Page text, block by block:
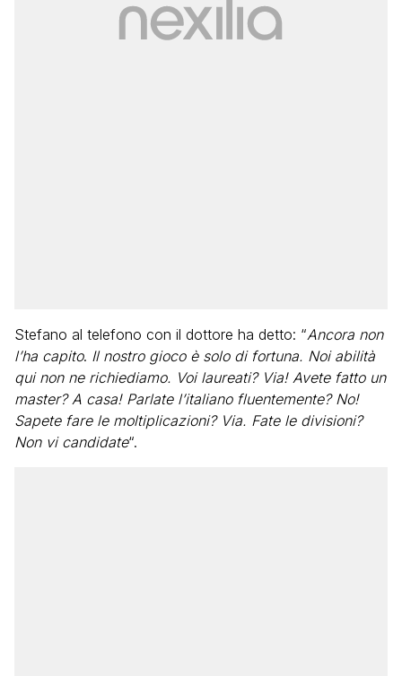
Stefano al telefono con il dottore ha detto: “Ancora non
l’ha capito. Il nostro gioco è solo di fortuna. Noi abilità
qui non ne richiediamo. Voi laureati? Via! Avete fatto un
master? A casa! Parlate l’italiano fluentemente? No!
Sapete fare le moltiplicazioni? Via. Fate le divisioni?
Non vi candidate“.